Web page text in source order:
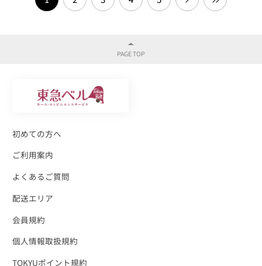
初めての方へ
ご利用案内
よくあるご質問
配送エリア
会員規約
個人情報取扱規約
TOKYUポイント規約